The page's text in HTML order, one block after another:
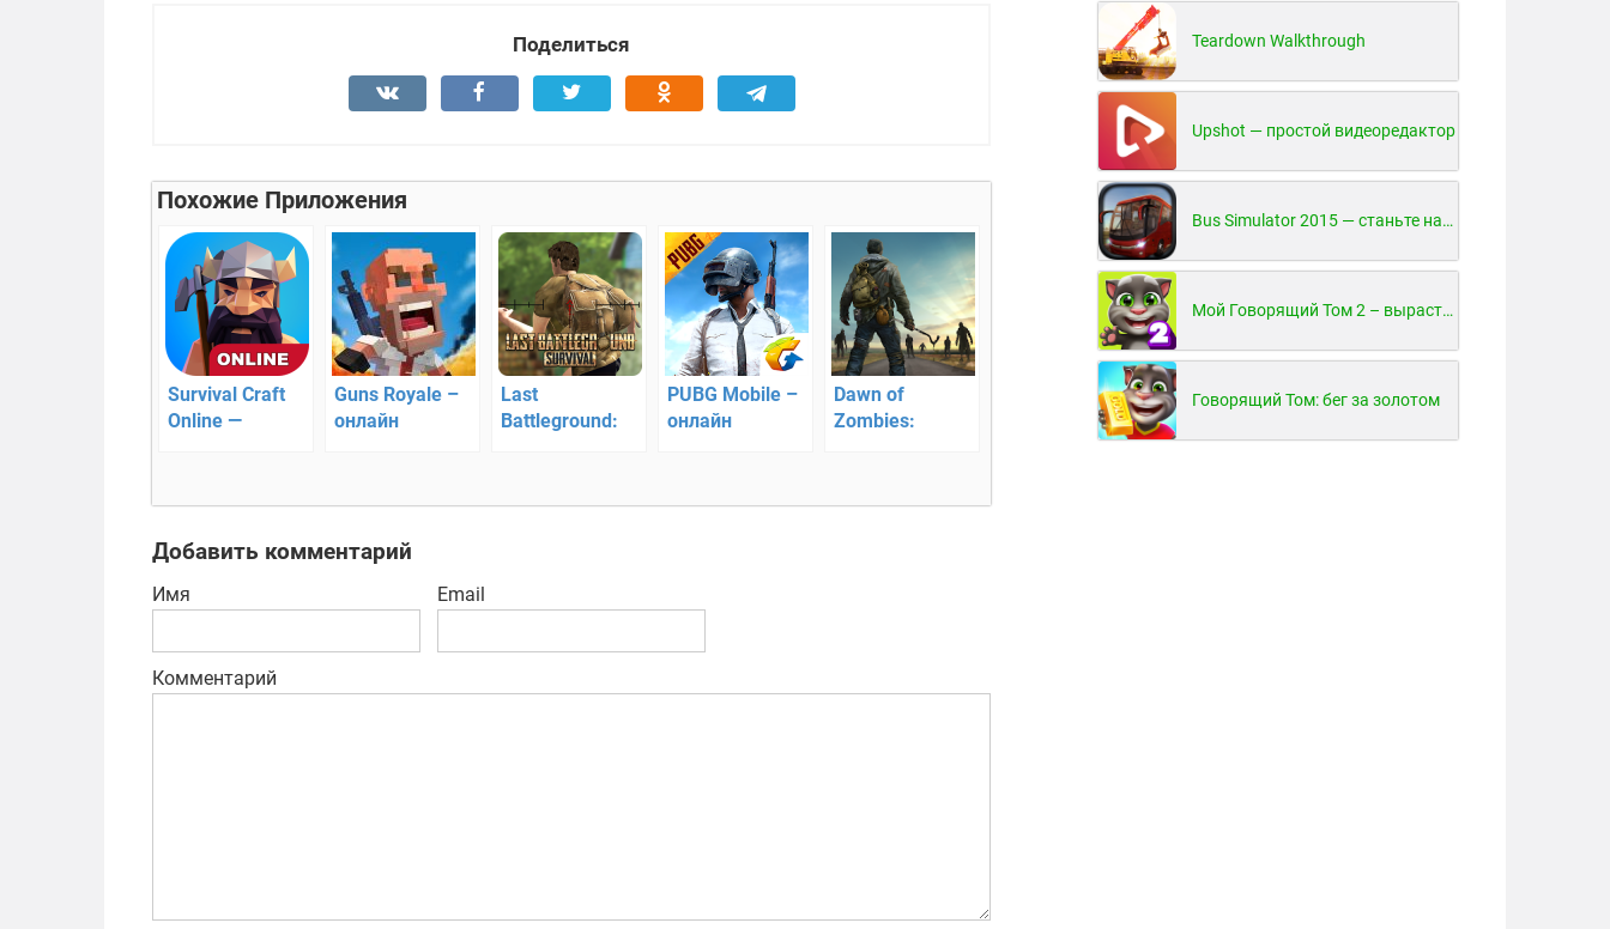
Поделиться
Похожие Приложения
Survival Craft
Online —
Guns Royale –
онлайн
Last
Battleground:
острове
PUBG Mobile –
онлайн
Dawn of
Zombies:
онлайн)
Добавить комментарий
Имя Email
Комментарий
Teardown Walkthrough
Upshot — простой видеоредактор
Bus Simulator 2015 — станьте настоящим водителем автобуса!
Мой Говорящий Том 2 – вырасти и воспитай своего котенка
Говорящий Том: бег за золотом